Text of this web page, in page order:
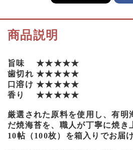
商品説明
旨味 ★★★★★
歯切れ ★★★★★
口溶け ★★★★★
香り ★★★★★
厳選された原料を使用し、有明
だ焼海苔を、職人が丁寧に焼き
10帖（100枚）を箱入りでお届